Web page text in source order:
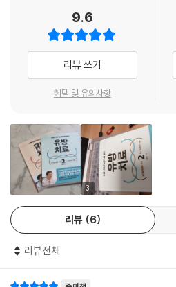
자율신경기능의학은 자율신경, 점막, 호
인에서 뿌리 원인을 찾아내고, 현대 주류
원인을 제거하는 방법이다.
구조·영양·심리 세 분야를 기초로 개발된
도입했다. 그리고 SMART 체계의 중심인
을 접목시켜 ‘C+SMART 치료법’으로 발
법’은 질병의 원인을 현명하게 찾아내고,
포함되어 있다.
? 자율신경기능의학은 자율신경, 점막,
요인에서 뿌리 원인을 찾아내고, 현대 주
? 5가지 질병 요인을 해결할 치료법을
9.6
리뷰 쓰기
혜택 및 유의사항
3
리뷰 6
리뷰전체